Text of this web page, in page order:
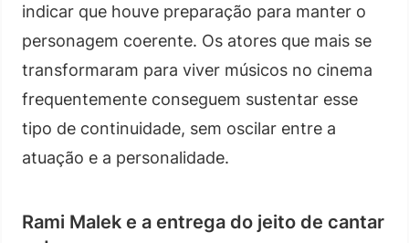
indicar que houve preparação para manter o
personagem coerente. Os atores que mais se
transformaram para viver músicos no cinema
frequentemente conseguem sustentar esse
tipo de continuidade, sem oscilar entre a
atuação e a personalidade.
Rami Malek e a entrega do jeito de cantar